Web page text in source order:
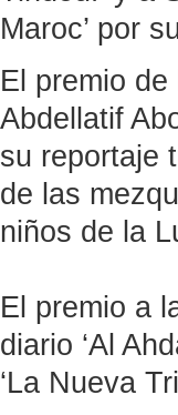
Maroc’ por
El premio
Abdellatif
su reportaje
de las
niños de la
El premio a
diario ‘Al
‘La Nueva